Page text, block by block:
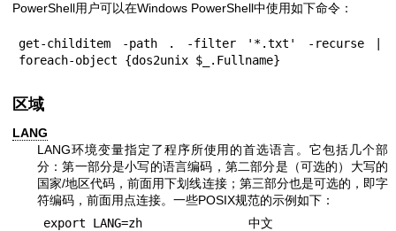
PowerShell用户可以在Windows PowerShell中使用如下命令：
get-childitem -path . -filter '*.txt' -recurse |
foreach-object {dos2unix $_.Fullname}
区域
LANG
LANG环境变量指定了程序所使用的首选语言。它包括几个部
分：第一部分是小写的语言编码，第二部分是（可选的）大写的
国家/地区代码，前面用下划线连接；第三部分也是可选的，即字
符编码，前面用点连接。一些POSIX规范的示例如下：
export LANG=zh               中文